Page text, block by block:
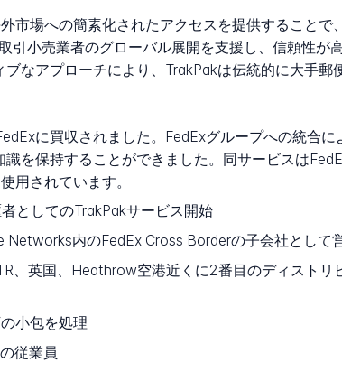
市場への簡素化されたアクセスを提供することで
小売業者のグローバル展開を支援し、信頼性が
なアプローチにより、TrakPakは伝統的に大手郵
に買収されました。FedExグループへの統合に
を保持することができました。同サービスは
用されています。
としてのTrakPakサービス開始
内のFedEx Cross Borderの子会社として
、英国、Heathrow空港近くに2番目のディストリ
小包を処理
従業員